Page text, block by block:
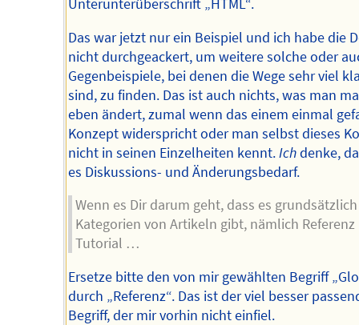
Unterunterüberschrift „HTML“.
Das war jetzt nur ein Beispiel und ich habe die
nicht durchgeackert, um weitere solche oder
Gegenbeispiele, bei denen die Wege sehr viel
sind, zu finden. Das ist auch nichts, was man
eben ändert, zumal wenn das einem einmal
Konzept widerspricht oder man selbst dieses
nicht in seinen Einzelheiten kennt.Ichdenke,
es Diskussions- und Änderungsbedarf.
Wenn es Dir darum geht, dass es
Kategorien von Artikeln gibt, nämlich
Tutorial …
Ersetze bitte den von mir gewählten Begriff
durch „Referenz“. Das ist der viel besser
Begriff, der mir vorhin nicht einfiel.